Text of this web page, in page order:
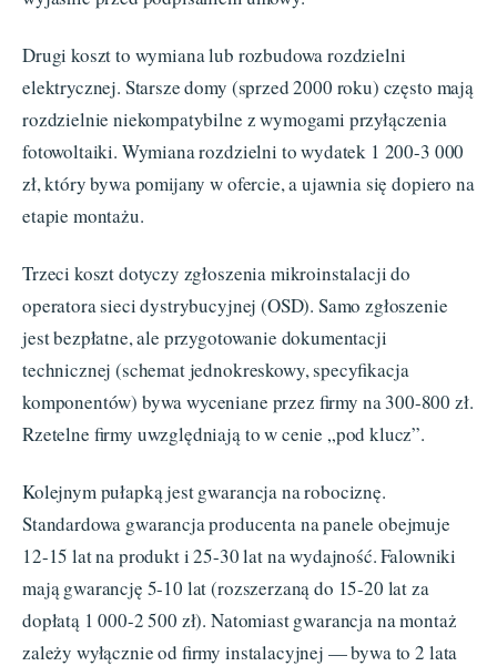
Drugi koszt to wymiana lub rozbudowa rozdzielni
elektrycznej. Starsze domy (sprzed 2000 roku) często mają
rozdzielnie niekompatybilne z wymogami przyłączenia
fotowoltaiki. Wymiana rozdzielni to wydatek 1 200-3 000
zł, który bywa pomijany w ofercie, a ujawnia się dopiero na
etapie montażu.
Trzeci koszt dotyczy zgłoszenia mikroinstalacji do
operatora sieci dystrybucyjnej (OSD). Samo zgłoszenie
jest bezpłatne, ale przygotowanie dokumentacji
technicznej (schemat jednokreskowy, specyfikacja
komponentów) bywa wyceniane przez firmy na 300-800 zł.
Rzetelne firmy uwzględniają to w cenie „pod klucz”.
Kolejnym pułapką jest gwarancja na robociznę.
Standardowa gwarancja producenta na panele obejmuje
12-15 lat na produkt i 25-30 lat na wydajność. Falowniki
mają gwarancję 5-10 lat (rozszerzaną do 15-20 lat za
dopłatą 1 000-2 500 zł). Natomiast gwarancja na montaż
zależy wyłącznie od firmy instalacyjnej — bywa to 2 lata